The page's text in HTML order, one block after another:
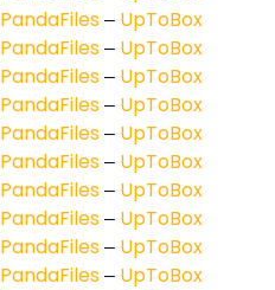
PandaFiles– UpToBox
PandaFiles– UpToBox
PandaFiles– UpToBox
PandaFiles– UpToBox
PandaFiles– UpToBox
PandaFiles– UpToBox
PandaFiles– UpToBox
PandaFiles– UpToBox
PandaFiles– UpToBox
PandaFiles– UpToBox